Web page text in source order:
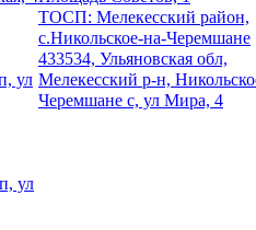
ул
ТОСП: Мелекесский район,
с.Никольское-на-Черемшане
433534, Ульяновская обл,
Мелекесский р-н,
Черемшане с, ул Мира, 4
ул